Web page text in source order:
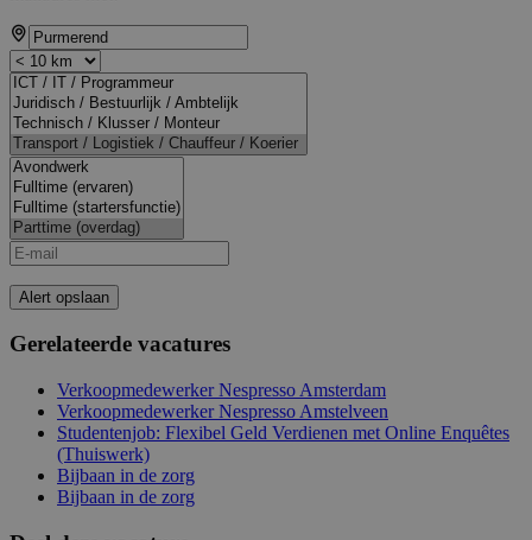
Alert opslaan
Gerelateerde vacatures
Verkoopmedewerker Nespresso Amsterdam
Verkoopmedewerker Nespresso Amstelveen
Studentenjob: Flexibel Geld Verdienen met Online Enquêtes
(Thuiswerk)
Bijbaan in de zorg
Bijbaan in de zorg